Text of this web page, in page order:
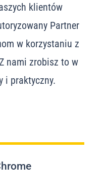
klientów
Partner
w korzystaniu z
nami zrobisz to w
i praktyczny.